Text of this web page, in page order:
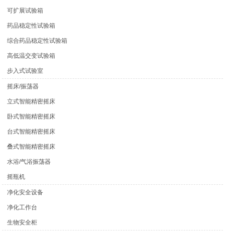
可扩展试验箱
药品稳定性试验箱
综合药品稳定性试验箱
高低温交变试验箱
步入式试验室
摇床/振荡器
立式智能精密摇床
卧式智能精密摇床
台式智能精密摇床
叠式智能精密摇床
水浴/气浴振荡器
摇瓶机
净化安全设备
净化工作台
生物安全柜